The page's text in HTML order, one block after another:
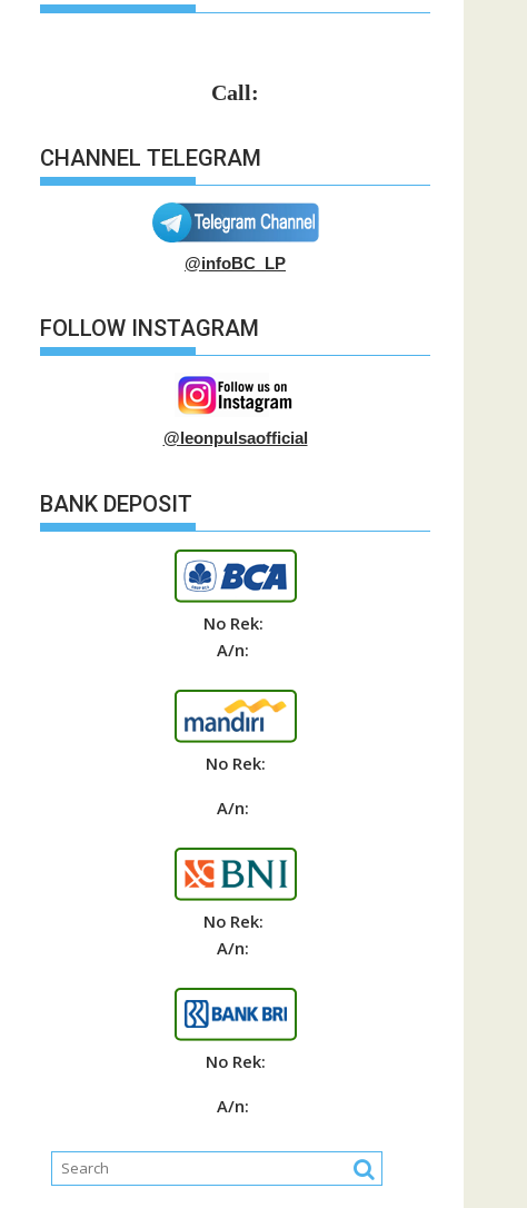
Call:
CHANNEL TELEGRAM
@infoBC_LP
FOLLOW INSTAGRAM
@leonpulsaofficial
BANK DEPOSIT
No Rek:
A/n:
No Rek:
A/n:
No Rek:
A/n:
No Rek:
A/n: